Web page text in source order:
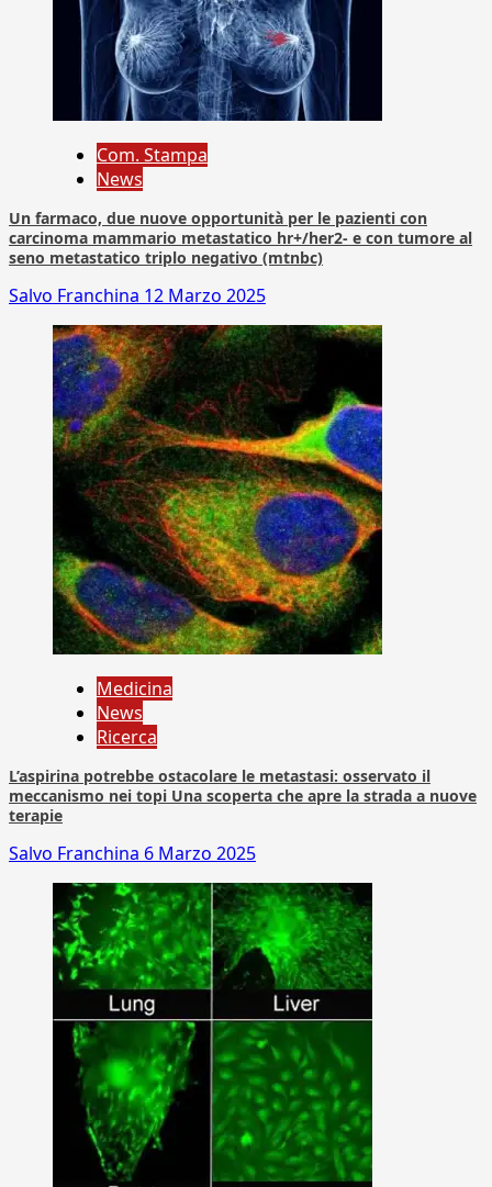
Com. Stampa
News
Un farmaco, due nuove opportunità per le pazienti con
carcinoma mammario metastatico hr+/her2- e con tumore al
seno metastatico triplo negativo (mtnbc)
Salvo Franchina 12 Marzo 2025
Medicina
News
Ricerca
L’aspirina potrebbe ostacolare le metastasi: osservato il
meccanismo nei topi Una scoperta che apre la strada a nuove
terapie
Salvo Franchina 6 Marzo 2025